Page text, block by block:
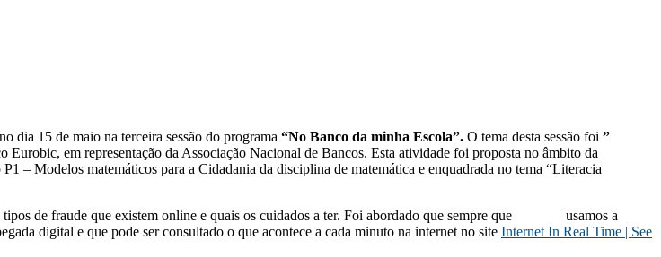
dia 15 de maio na terceira sessão do programa “No Banco da minha Escola”. O tema desta sessão foi ”
em representação da Associação Nacional de Bancos. Esta atividade foi proposta no âmbito da
– Modelos matemáticos para a Cidadania da disciplina de matemática e enquadrada no tema “Literacia
tipos de fraude que existem online e quais os cuidados a ter. Foi abordado que sempre que usamos a
digital e que pode ser consultado o que acontece a cada minuto na internet no site Internet In Real Time | See